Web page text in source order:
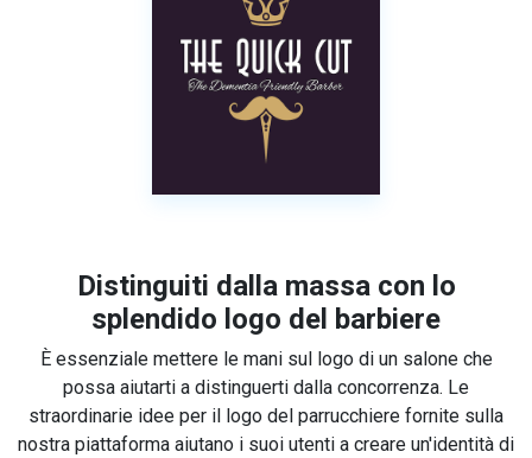
Distinguiti dalla massa con lo
splendido logo del barbiere
È essenziale mettere le mani sul logo di un salone che
possa aiutarti a distinguerti dalla concorrenza. Le
straordinarie idee per il logo del parrucchiere fornite sulla
nostra piattaforma aiutano i suoi utenti a creare un'identità di